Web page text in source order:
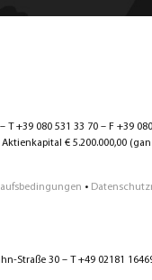
+39 080 531 33 70 – F +39
€ 5.200.000,00
•
Straße 30 – T +49 02181